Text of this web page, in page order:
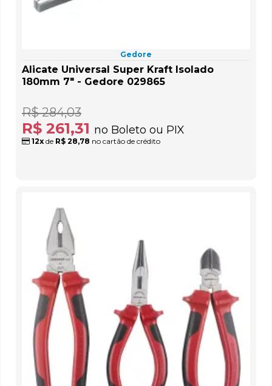
Gedore
Alicate Universal Super Kraft Isolado
180mm 7" - Gedore 029865
R$ 261,31 no Boleto ou PIX
R$ 284,03
12x de R$ 28,78 no cartão de crédito